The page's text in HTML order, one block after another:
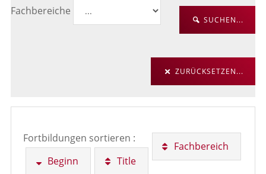
Fachbereiche
SUCHEN...
ZURÜCKSETZEN...
Fortbildungen sortieren :
Fachbereich
Title
Beginn